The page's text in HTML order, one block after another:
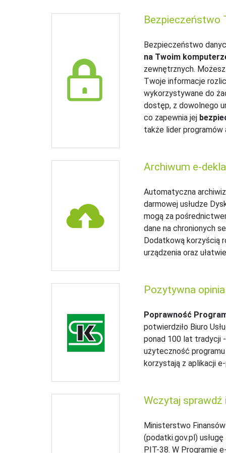
Bezpieczeństwo
Bezpieczeństwo
na Twoim
zewnętrznych.
Twoje informacje
wykorzystywane do
dostęp, z dowolnego
co zapewnia jej
także lider
Archiwum
Automatyczna
darmowej usłudze
mogą za
dane na chronionych
Dodatkową korzyścią
urządzenia oraz
Pozytywna
Poprawność
potwierdziło Biuro
ponad 100 lat tradycji
użyteczność
korzystają z aplikacji
Wczytaj sprawdź
Ministerstwo
(podatki.gov.pl)
PIT-38. W Programie